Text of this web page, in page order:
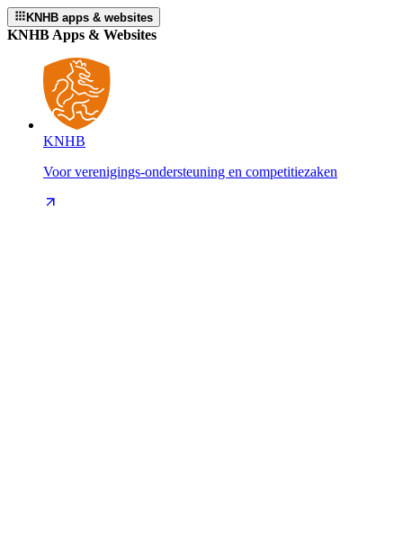
KNHB apps & websites
KNHB Apps & Websites
KNHB
Voor verenigings-ondersteuning en competitiezaken